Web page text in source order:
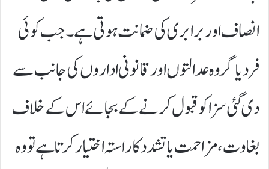
انصاف اور برابری کی ضمانت ہوتی ہے۔ جب کوئی
فرد یا گروہ عدالتوں اور قانونی اداروں کی جانب سے
دی گئی سزا کو قبول کرنے کے بجائے اس کے خلاف
بغاوت، مزاحمت یا تشدد کا راستہ اختیار کرتا ہے تو وہ